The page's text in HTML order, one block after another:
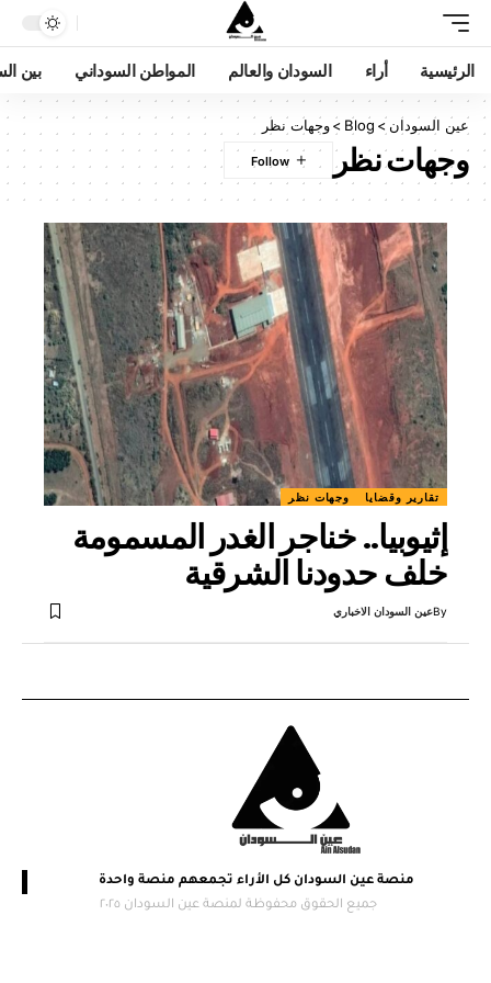
الرئيسية أراء السودان والعالم المواطن السوداني بين
عين السودان >
Blog
>وجهات نظر
وجهات نظر
تقارير وقضايا وجهات نظر
إثيوبيا.. ​خناجر الغدر المسمومة
خلف حدودنا الشرقية
Byعين السودان الاخباري
منصة عين السودان كل الأراء تجمعهم منصة واحدة
جميع الحقوق محفوظة لمنصة عين السودان ٢٠٢٥